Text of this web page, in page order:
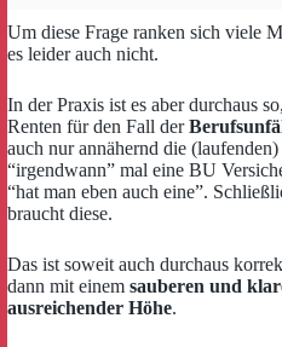
Um diese Frage ranken sich viele
es leider auch nicht.
In der Praxis ist es aber durchaus
Renten für den Fall der
auch nur annähernd die
“irgendwann” mal eine BU
“hat man eben auch eine”.
braucht diese.
Das ist soweit auch durchaus
dann mit einem sauberen und
ausreichender Höhe.